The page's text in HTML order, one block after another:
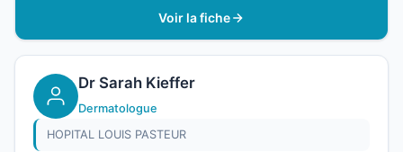
Voir la fiche
Dr Sarah Kieffer
Dermatologue
HOPITAL LOUIS PASTEUR